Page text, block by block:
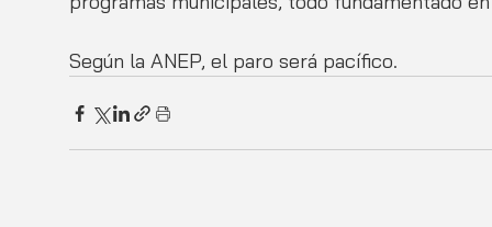
Según la ANEP, el paro será pacífico.